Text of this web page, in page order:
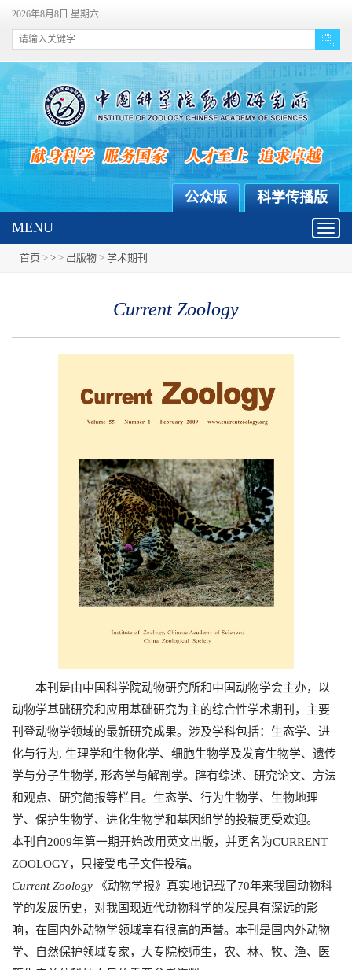
2026年8月8日 星期六
科学传播版
公众版
MENU
首页 > > > 出版物 > 学术期刊
Current Zoology
本刊是由中国科学院动物研究所和中国动物学会主办，以
动物学基础研究和应用基础研究为主的综合性学术期刊，主要
刊登动物学领域的最新研究成果。涉及学科包括：生态学、进
化与行为, 生理学和生物化学、细胞生物学及发育生物学、遗传
学与分子生物学, 形态学与解剖学。辟有综述、研究论文、方法
和观点、研究简报等栏目。生态学、行为生物学、生物地理
学、保护生物学、进化生物学和基因组学的投稿更受欢迎。
本刊自2009年第一期开始改用英文出版，并更名为CURRENT
ZOOLOGY，只接受电子文件投稿。
Current Zoology 《动物学报》真实地记载了70年来我国动物科
学的发展历史，对我国现近代动物科学的发展具有深远的影
响，在国内外动物学领域享有很高的声誉。本刊是国内外动物
学、自然保护领域专家，大专院校师生，农、林、牧、渔、医